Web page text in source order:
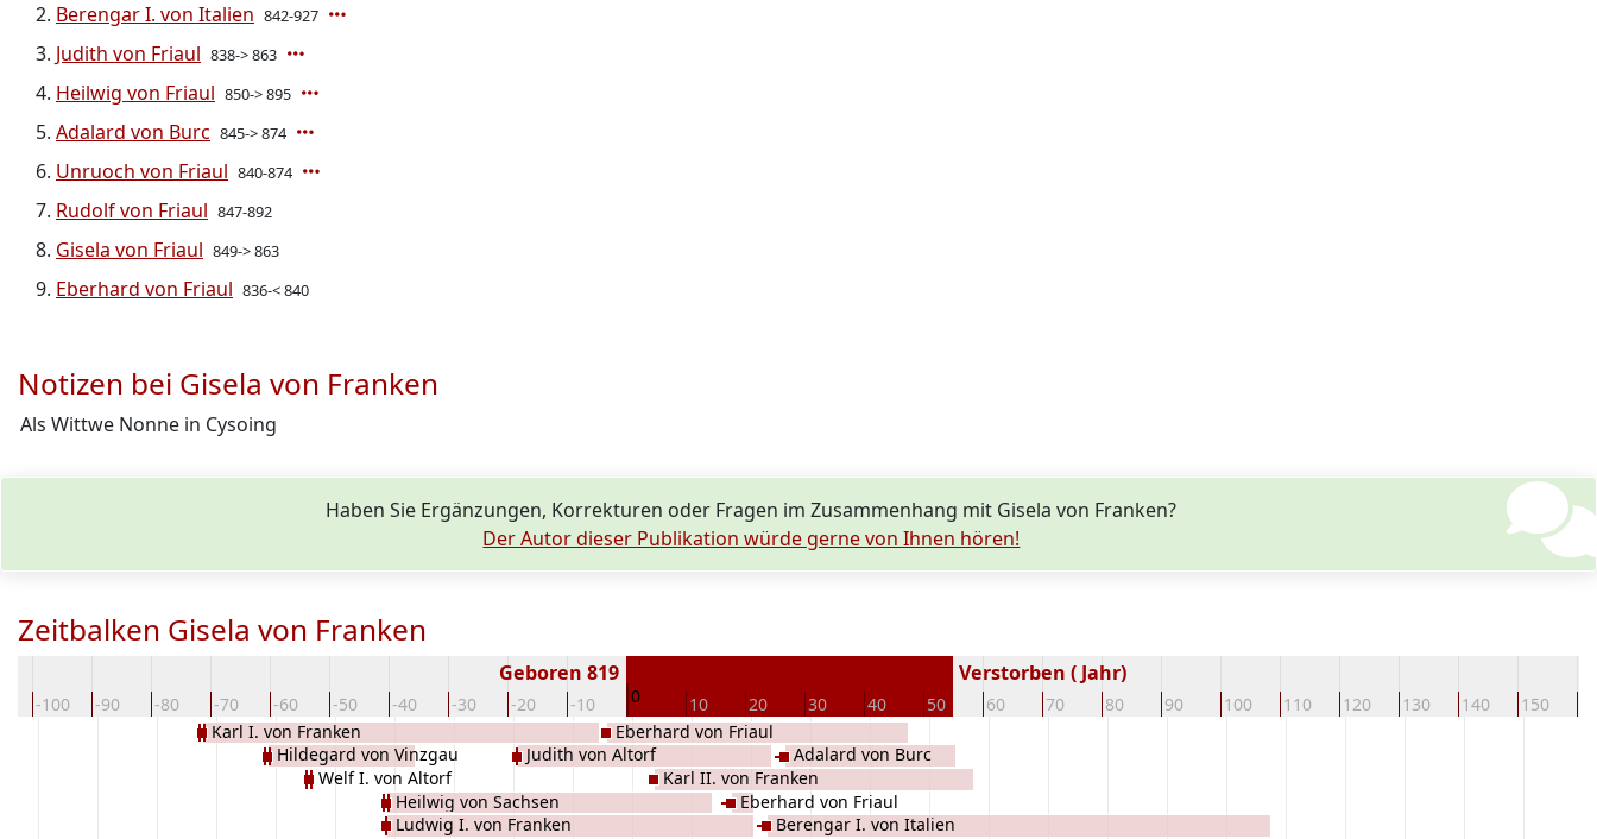
Berengar I. von Italien 842-927
Judith von Friaul 838-> 863
Heilwig von Friaul 850-> 895
Adalard von Burc 845-> 874
Unruoch von Friaul 840-874
Rudolf von Friaul 847-892
Gisela von Friaul 849-> 863
Eberhard von Friaul 836-< 840
Notizen bei Gisela von Franken
Als Wittwe Nonne in Cysoing
Haben Sie Ergänzungen, Korrekturen oder Fragen im Zusammenhang mit Gisela von Franken?
Der Autor dieser Publikation würde gerne von Ihnen hören!
Zeitbalken Gisela von Franken
-100 -90 -80 -70 -60 -50 -40 -30 -20 -10 0 10 20 30 40 50 60 70 80 90 100 110 120 130 140 150
Geboren 819 Verstorben ( Jahr)
Karl I. von Franken
Hildegard von Vinzgau
Welf I. von Altorf
Heilwig von Sachsen
Ludwig I. von Franken
Judith von Altorf
Eberhard von Friaul
Karl II. von Franken
Eberhard von Friaul
Berengar I. von Italien
Adalard von Burc